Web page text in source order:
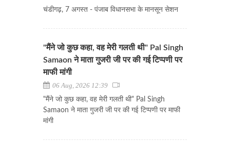
चंडीगढ़, 7 अगस्त - पंजाब विधानसभा के मानसून सेशन
"मैंने जो कुछ कहा, वह मेरी गलती थी" Pal Singh
Samaon ने माता गुजरी जी पर की गई टिप्पणी पर
माफी मांगी
06 Aug, 2026 12:39
"मैंने जो कुछ कहा, वह मेरी गलती थी" Pal Singh
Samaon ने माता गुजरी जी पर की गई टिप्पणी पर माफी
मांगी